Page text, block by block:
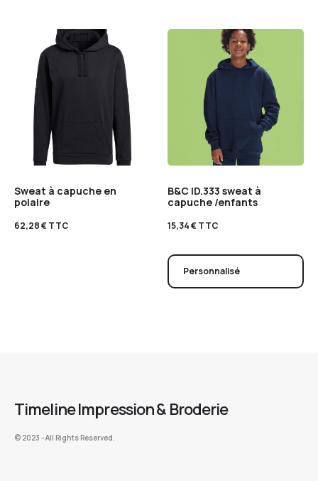
Sweat à capuche en
polaire
62,28€TTC
B&C ID.333 sweat à
capuche /enfants
15,34€TTC
Personnalisé
Timeline Impression & Broderie
©️ 2023 - All Rights Reserved.